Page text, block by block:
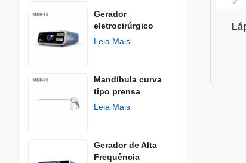
Gerador
eletrocirúrgico
AGISEAL
Leia Mais
Mandíbula curva
tipo prensa
Leia Mais
Gerador de Alta
Frequência